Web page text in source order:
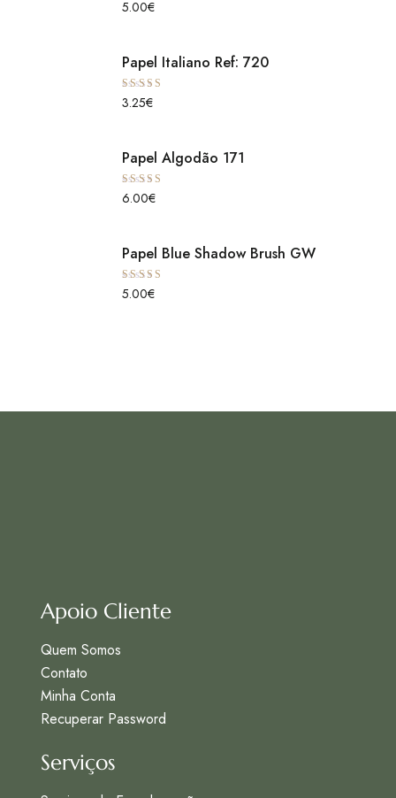
Avaliação
5.00 de 5
5.00€
Papel Italiano Ref: 720
Avaliação
5.00de 5
3.25€
Papel Algodão 171
Avaliação
5.00 de 5
6.00€
Papel Blue Shadow Brush GW
Avaliação
5.00 de 5
5.00€
Apoio Cliente
Quem Somos
Contato
Minha Conta
Recuperar Password
Serviços